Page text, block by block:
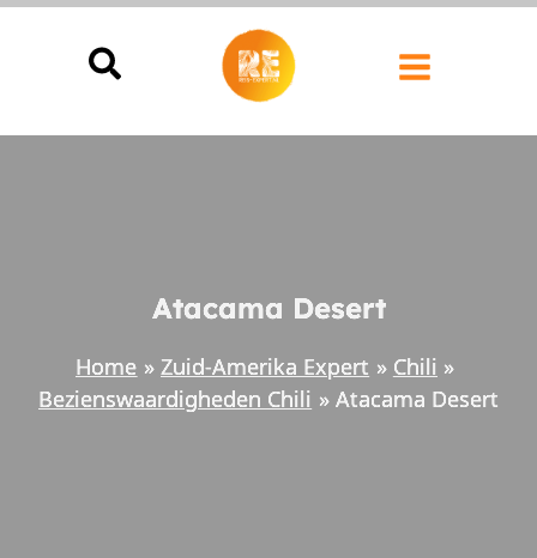
Ga
Atacama Desert
Home Zuid-Amerika Expert
Chili
Bezienswaardigheden Chili
Atacama Desert